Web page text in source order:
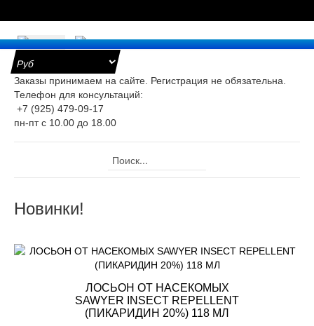
Заказы принимаем на сайте. Регистрация не обязательна.
Телефон для консультаций:
+7 (925) 479-09-17
пн-пт с 10.00 до 18.00
Новинки!
ЛОСЬОН ОТ НАСЕКОМЫХ
SAWYER INSECT REPELLENT
(ПИКАРИДИН 20%) 118 МЛ